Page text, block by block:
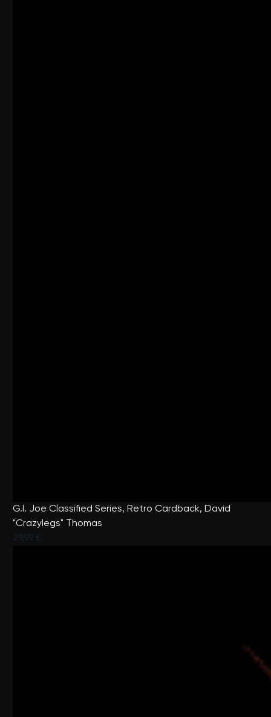
G.I. Joe Classified Series, Retro Cardback, David
"Crazylegs" Thomas
29,99 €